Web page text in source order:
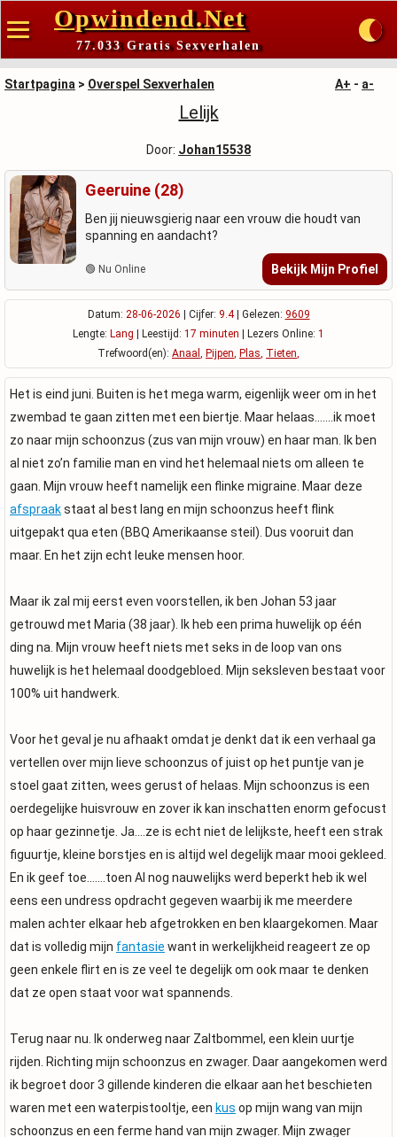
Opwindend.Net
77.033 Gratis Sexverhalen
Startpagina > Overspel Sexverhalen A+ - a-
Lelijk
Door: Johan15538
Geeruine (28)
Ben jij nieuwsgierig naar een vrouw die houdt van
spanning en aandacht?
🟢 Nu Online Bekijk Mijn Profiel
Datum: 28-06-2026 | Cijfer: 9.4| Gelezen: 9609
Lengte: Lang | Leestijd: 17 minuten | Lezers Online: 1
Trefwoord(en): Anaal , Pijpen, Plas, Tieten,
Het is eind juni. Buiten is het mega warm, eigenlijk weer om in het
zwembad te gaan zitten met een biertje. Maar helaas…….ik moet
zo naar mijn schoonzus (zus van mijn vrouw) en haar man. Ik ben
al niet zo’n familie man en vind het helemaal niets om alleen te
gaan. Mijn vrouw heeft namelijk een flinke migraine. Maar deze
afspraakstaat al best lang en mijn schoonzus heeft flink
uitgepakt qua eten (BBQ Amerikaanse steil). Dus vooruit dan
maar. En het zijn echt leuke mensen hoor.
Maar ik zal mij eerst even voorstellen, ik ben Johan 53 jaar
getrouwd met Maria (38 jaar). Ik heb een prima huwelijk op één
ding na. Mijn vrouw heeft niets met seks in de loop van ons
huwelijk is het helemaal doodgebloed. Mijn seksleven bestaat voor
100% uit handwerk.
Voor het geval je nu afhaakt omdat je denkt dat ik een verhaal ga
vertellen over mijn lieve schoonzus of juist op het puntje van je
stoel gaat zitten, wees gerust of helaas. Mijn schoonzus is een
oerdegelijke huisvrouw en zover ik kan inschatten enorm gefocust
op haar gezinnetje. Ja….ze is echt niet de lelijkste, heeft een strak
figuurtje, kleine borstjes en is altijd wel degelijk maar mooi gekleed.
En ik geef toe…….toen AI nog nauwelijks werd beperkt heb ik wel
eens een undress opdracht gegeven waarbij ik me meerdere
malen achter elkaar heb afgetrokken en ben klaargekomen. Maar
dat is volledig mijn fantasie want in werkelijkheid reageert ze op
geen enkele flirt en is ze veel te degelijk om ook maar te denken
dat ze open staat voor wat spannends.
Terug naar nu. Ik onderweg naar Zaltbommel, een klein uurtje
rijden. Richting mijn schoonzus en zwager. Daar aangekomen werd
ik begroet door 3 gillende kinderen die elkaar aan het beschieten
waren met een waterpistooltje, een kus op mijn wang van mijn
schoonzus en een ferme hand van mijn zwager. Mijn zwager